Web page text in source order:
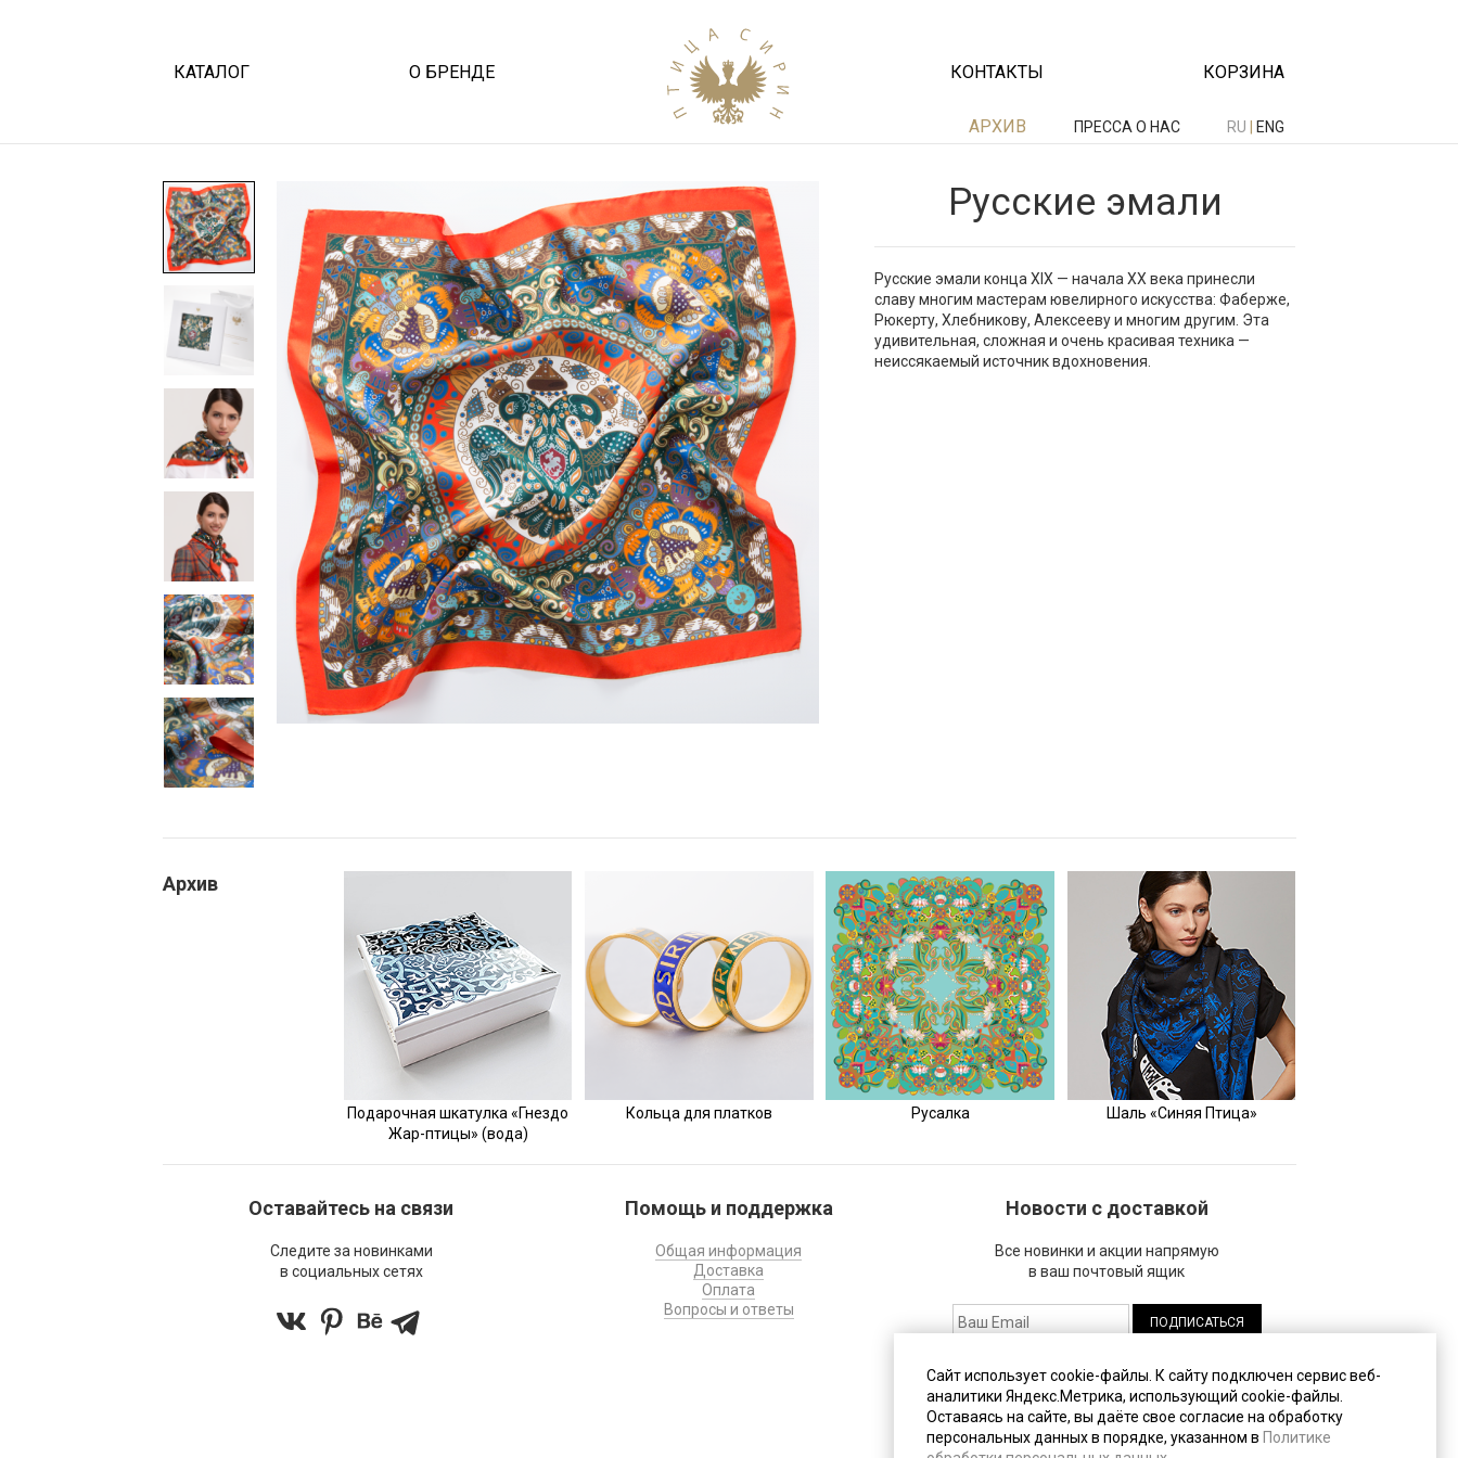
АРХИВ ПРЕССА О НАС RU ENG
КАТАЛОГ О БРЕНДЕ КОНТАКТЫ КОРЗИНА
Русские эмали
Русские эмали конца XIX — начала XX века принесли
славу многим мастерам ювелирного искусства: Фаберже,
Рюкерту, Хлебникову, Алексееву и многим другим. Эта
удивительная, сложная и очень красивая техника —
неиссякаемый источник вдохновения.
Архив
Подарочная шкатулка «Гнездо
Жар-птицы» (вода)
Кольца для платков Русалка Шаль «Синяя Птица»
Оставайтесь на связи
Следите за новинками
в социальных сетях
Помощь и поддержка
Общая информация
Доставка
Оплата
Вопросы и ответы
Новости с доставкой
Все новинки и акции напрямую
в ваш почтовый ящик
Нажимая на кнопку "Подписаться", вы даете
согласие на обработку своих персональных
данных.
Сайт использует cookie-файлы. К cайту подключен сервис веб-
аналитики Яндекс.Метрика, использующий cookie-файлы.
Оставаясь на сайте, вы даёте свое согласие на обработку
персональных данных в порядке, указанном в Политике